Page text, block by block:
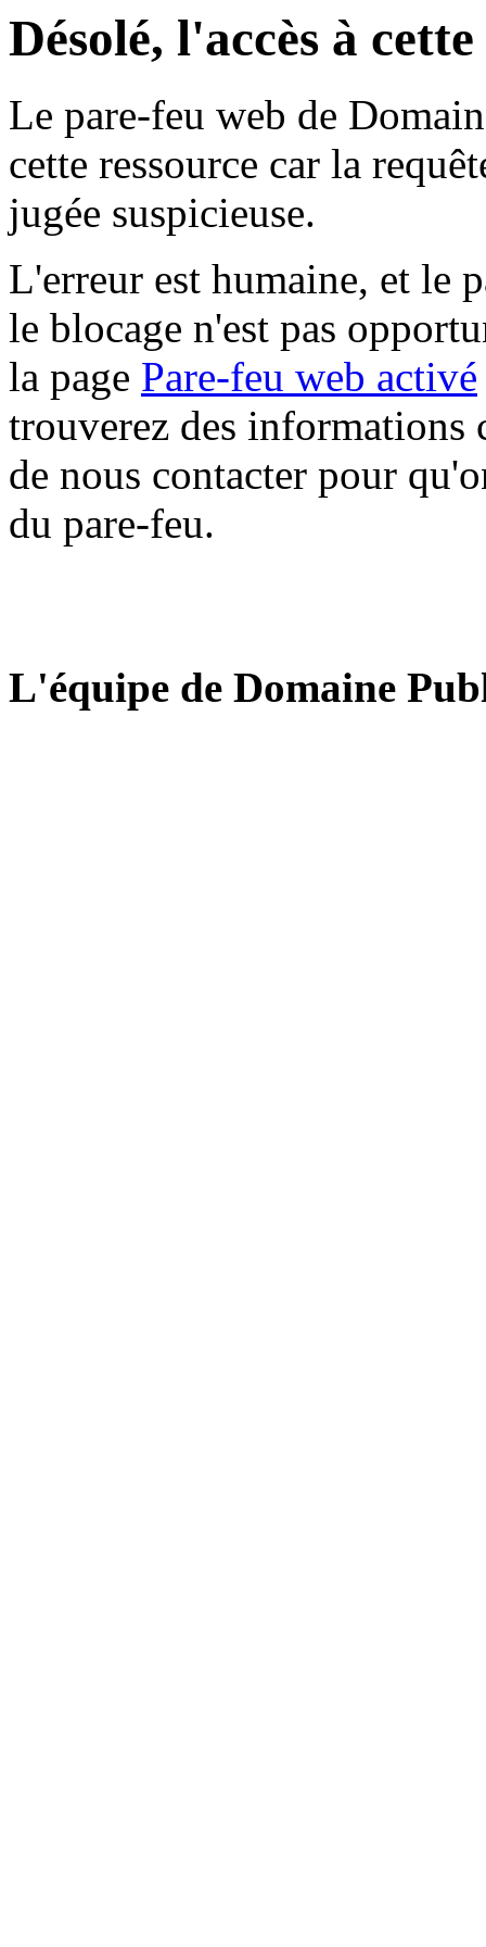
Désolé, l'accès à
Le pare-feu web de
cette ressource car la
jugée suspicieuse.
L'erreur est humaine, et le
le blocage n'est pas
la page Pare-feu web activé
trouverez des informations
de nous contacter pour
du pare-feu.
L'équipe de Domaine